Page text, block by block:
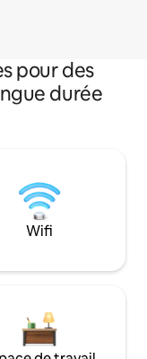
pour des
durée
Wifi